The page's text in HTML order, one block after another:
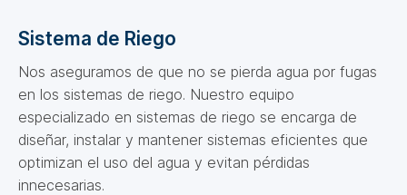
Sistema de Riego
Nos aseguramos de que no se pierda agua por fugas
en los sistemas de riego. Nuestro equipo
especializado en sistemas de riego se encarga de
diseñar, instalar y mantener sistemas eficientes que
optimizan el uso del agua y evitan pérdidas
innecesarias.